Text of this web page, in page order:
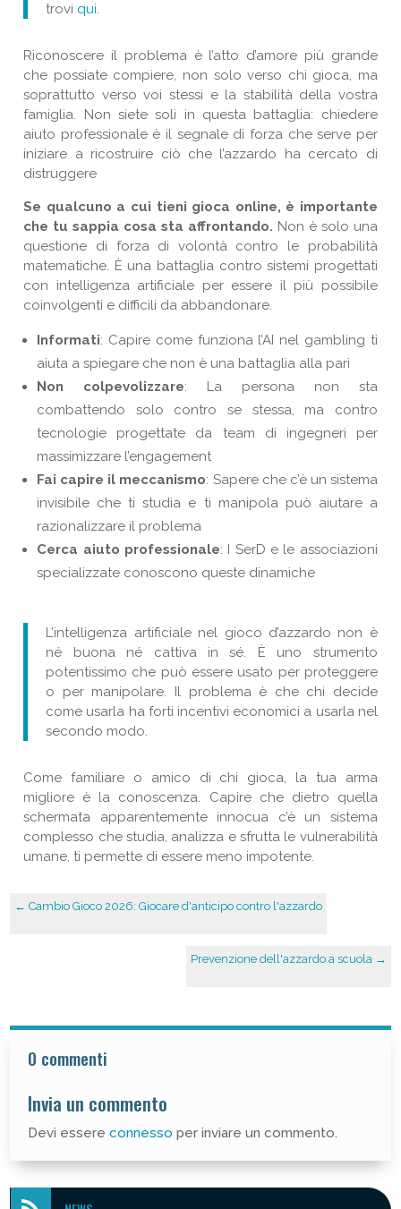
trovi qui.
Riconoscere il problema è l’atto d’amore più grande
che possiate compiere, non solo verso chi gioca, ma
soprattutto verso voi stessi e la stabilità della vostra
famiglia. Non siete soli in questa battaglia: chiedere
aiuto professionale è il segnale di forza che serve per
iniziare a ricostruire ciò che l’azzardo ha cercato di
distruggere
Se qualcuno a cui tieni gioca online, è importante
che tu sappia cosa sta affrontando. Non è solo una
questione di forza di volontà contro le probabilità
matematiche. È una battaglia contro sistemi progettati
con intelligenza artificiale per essere il più possibile
coinvolgenti e difficili da abbandonare.
Informati: Capire come funziona l’AI nel gambling ti
aiuta a spiegare che non è una battaglia alla pari
Non colpevolizzare: La persona non sta
combattendo solo contro se stessa, ma contro
tecnologie progettate da team di ingegneri per
massimizzare l’engagement
Fai capire il meccanismo: Sapere che c’è un sistema
invisibile che ti studia e ti manipola può aiutare a
razionalizzare il problema
Cerca aiuto professionale: I SerD e le associazioni
specializzate conoscono queste dinamiche
L’intelligenza artificiale nel gioco d’azzardo non è
né buona né cattiva in sé. È uno strumento
potentissimo che può essere usato per proteggere
o per manipolare. Il problema è che chi decide
come usarla ha forti incentivi economici a usarla nel
secondo modo.
Come familiare o amico di chi gioca, la tua arma
migliore è la conoscenza. Capire che dietro quella
schermata apparentemente innocua c’è un sistema
complesso che studia, analizza e sfrutta le vulnerabilità
umane, ti permette di essere meno impotente.
←Cambio Gioco 2026: Giocare d'anticipo contro l'azzardo
Prevenzione dell'azzardo a scuola→
0 commenti
Invia un commento
Devi essereconnesso per inviare un commento.